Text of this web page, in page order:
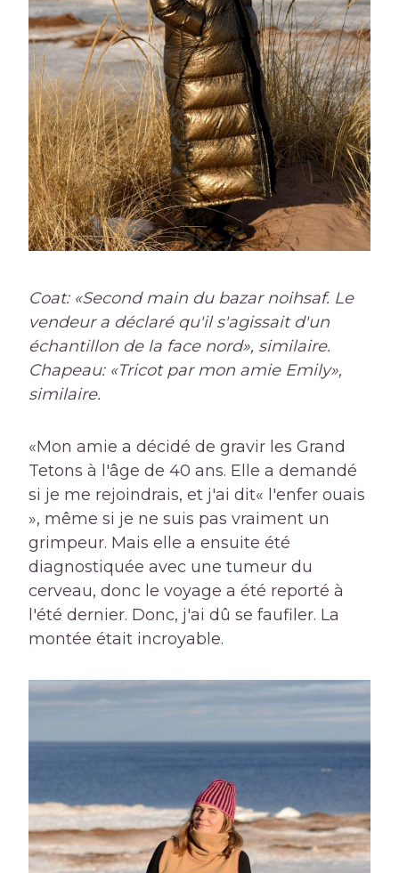
Coat: «Second main du bazar noihsaf. Le
vendeur a déclaré qu'il s'agissait d'un
échantillon de la face nord», similaire.
Chapeau: «Tricot par mon amie Emily»,
similaire.
«Mon amie a décidé de gravir les Grand
Tetons à l'âge de 40 ans. Elle a demandé
si je me rejoindrais, et j'ai dit« l'enfer ouais
», même si je ne suis pas vraiment un
grimpeur. Mais elle a ensuite été
diagnostiquée avec une tumeur du
cerveau, donc le voyage a été reporté à
l'été dernier. Donc, j'ai dû se faufiler. La
montée était incroyable.